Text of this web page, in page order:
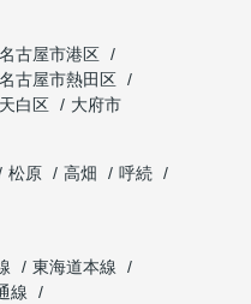
名古屋市港区
名古屋市熱田区
白区
大府市
松原 高畑
呼続
東海道本線
線